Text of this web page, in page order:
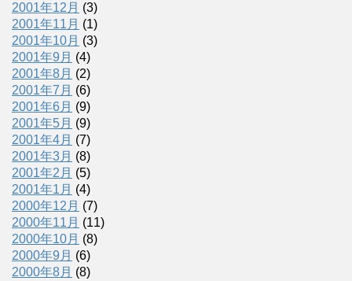
2001年12月 (3)
2001年11月 (1)
2001年10月 (3)
2001年9月 (4)
2001年8月 (2)
2001年7月 (6)
2001年6月 (9)
2001年5月 (9)
2001年4月 (7)
2001年3月 (8)
2001年2月 (5)
2001年1月 (4)
2000年12月 (7)
2000年11月 (11)
2000年10月 (8)
2000年9月 (6)
2000年8月 (8)